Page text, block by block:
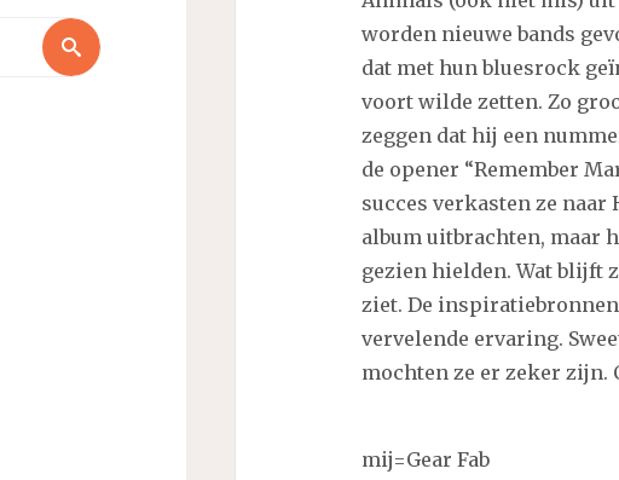
Zoeken
worden nieuwe bands
dat met hun bluesrock
voort wilde zetten. Zo
zeggen dat hij een
de opener “Remember
succes verkasten ze naar
album uitbrachten, maar
gezien hielden. Wat blijft
ziet. De
vervelende ervaring.
mochten ze er zeker zijn.
mij=Gear Fab